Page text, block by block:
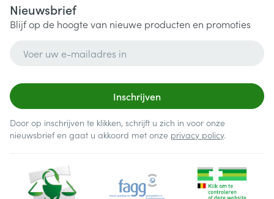
Nieuwsbrief
Blijf op de hoogte van nieuwe producten en promoties
Inschrijven
Door op inschrijven te klikken, schrijft u zich in voor onze
nieuwsbrief en gaat u akkoord met onze privacy policy.